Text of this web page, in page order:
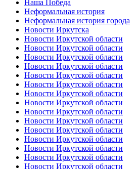
Наша Победа
Неформальная история
Неформальная история города
Новости Иркутска
Новости Иркутской области
Новости Иркутской области
Новости Иркутской области
Новости Иркутской области
Новости Иркутской области
Новости Иркутской области
Новости Иркутской области
Новости Иркутской области
Новости Иркутской области
Новости Иркутской области
Новости Иркутской области
Новости Иркутской области
Новости Иркутской области
Новости Иркутской области
Новости Иркутской области